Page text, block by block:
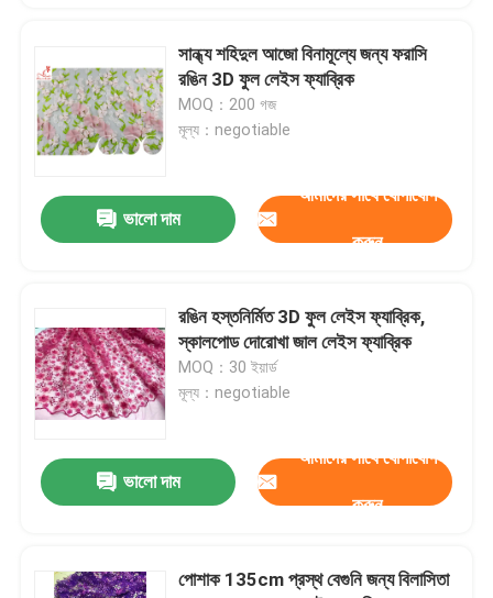
দোরোখা জরি ট্রিম
জল দ্রবণীয় জরি
মাল্টি রঙের জরি ফ্যাব্রিক
দোরোখা প্রয়োগ প্যাচ
দোরোখা জাল লেইস ফ্যাব্রিক
3 ডি ফুল লেইস ফ্যাব্রিক
সান্ধ্য শহিদুল আজো বিনামূল্যে জন্য ফরাসি
রঙিন 3D ফুল লেইস ফ্যাব্রিক
MOQ：200 গজ
মূল্য：negotiable
ভালো দাম
আমাদের সাথে যোগাযোগ
করুন
রঙিন হস্তনির্মিত 3D ফুল লেইস ফ্যাব্রিক,
স্কালপোড দোরোখা জাল লেইস ফ্যাব্রিক
MOQ：30 ইয়ার্ড
মূল্য：negotiable
ভালো দাম
আমাদের সাথে যোগাযোগ
করুন
পোশাক 135cm প্রস্থ বেগুনি জন্য বিলাসিতা